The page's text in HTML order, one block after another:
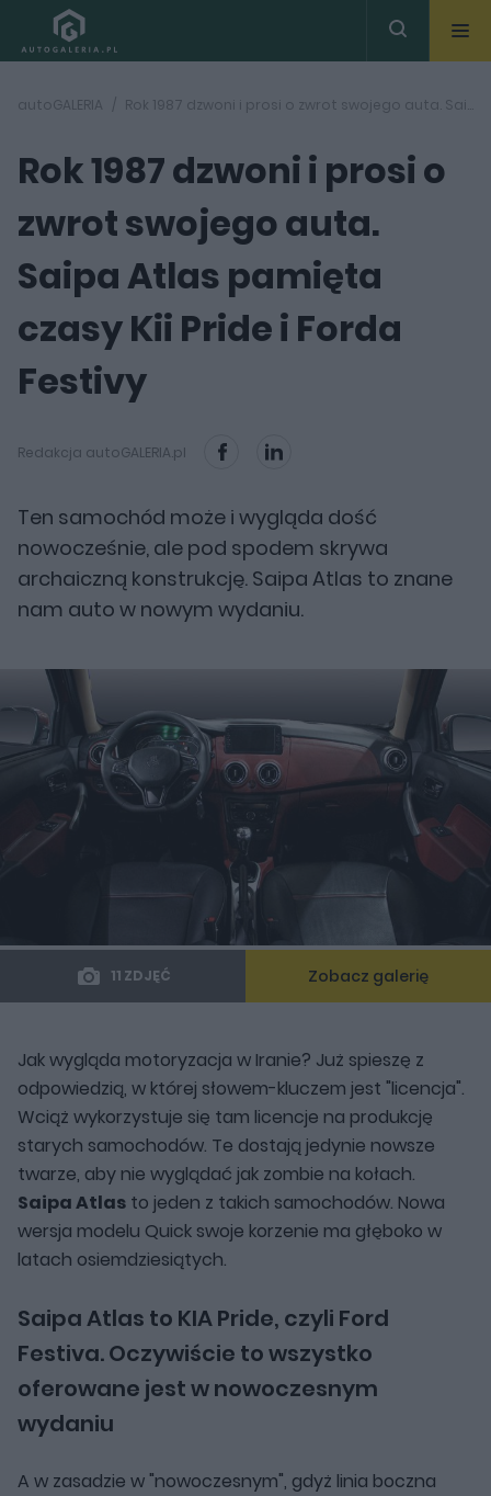
autoGALERIA Rok 1987 dzwoni i prosi o zwrot swojego auta. Saipa Atlas pamięta czasy Kii Pride i Forda Festivy
Rok 1987 dzwoni i prosi o
zwrot swojego auta.
Saipa Atlas pamięta
czasy Kii Pride i Forda
Festivy
Redakcja autoGALERIA.pl
Ten samochód może i wygląda dość
nowocześnie, ale pod spodem skrywa
archaiczną konstrukcję. Saipa Atlas to znane
nam auto w nowym wydaniu.
11 ZDJĘĆ Zobacz galerię
Jak wygląda motoryzacja w Iranie? Już spieszę z
odpowiedzią, w której słowem-kluczem jest "licencja".
Wciąż wykorzystuje się tam licencje na produkcję
starych samochodów. Te dostają jedynie nowsze
twarze, aby nie wyglądać jak zombie na kołach.
Saipa Atlas to jeden z takich samochodów. Nowa
wersja modelu Quick swoje korzenie ma głęboko w
latach osiemdziesiątych.
Saipa Atlas to KIA Pride, czyli Ford
Festiva. Oczywiście to wszystko
oferowane jest w nowoczesnym
wydaniu
A w zasadzie w "nowoczesnym", gdyż linia boczna